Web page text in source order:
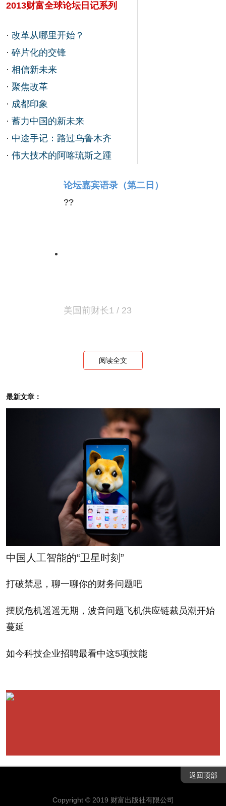
2013财富全球论坛日记系列
· 改革从哪里开始？
· 碎片化的交锋
· 相信新未来
· 聚焦改革
· 成都印象
· 蓄力中国的新未来
· 中途手记：路过乌鲁木齐
· 伟大技术的阿喀琉斯之踵
论坛嘉宾语录（第二日）
??
美国前财长1 / 23
2 / 23
蔡洪滨3 / 23
阅读全文
最新文章：
中国人工智能的“卫星时刻”
打破禁忌，聊一聊你的财务问题吧
摆脱危机遥遥无期，波音问题飞机供应链裁员潮开始
蔓延
如今科技企业招聘最看中这5项技能
返回顶部
Copyright © 2019 财富出版社有限公司